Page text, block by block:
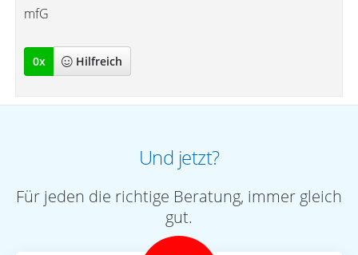
mfG
0x Hilfreich
Und jetzt?
Für jeden die richtige Beratung, immer gleich
gut.